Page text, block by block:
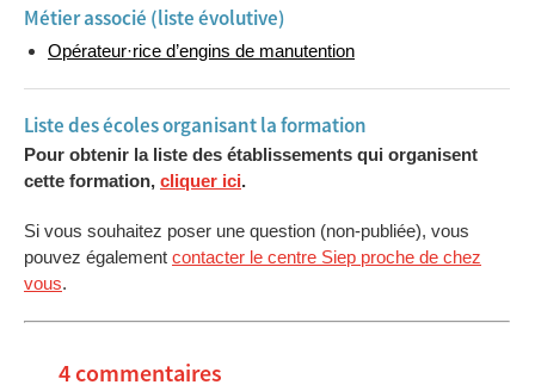
Métier associé (liste évolutive)
Opérateur·rice d’engins de manutention
Liste des écoles organisant la formation
Pour obtenir la liste des établissements qui organisent
cette formation, cliquer ici.
Si vous souhaitez poser une question (non-publiée), vous
pouvez également contacter le centre Siep proche de chez
vous.
4 commentaires